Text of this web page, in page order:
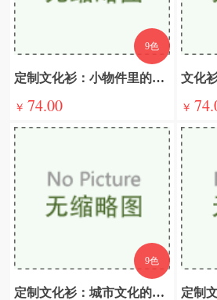
9色
定制文化衫：小物件里的大世界，意义非凡的时尚探索
￥ 74.00 ￥
9色
定制文化衫：城市文化的微缩景观